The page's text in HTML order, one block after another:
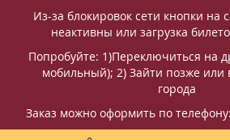
Из-за блокировок сети кнопки на
неактивны или загрузка
Попробуйте: 1)Переключиться на
мобильный); 2) Зайти позже или
города
Заказ можно оформить по телефону: